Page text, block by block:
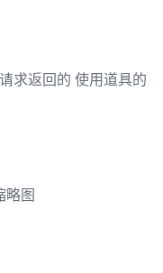
求返回的 使用道具的
略图